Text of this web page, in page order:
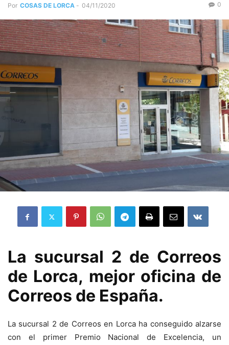
Por COSAS DE LORCA - 04/11/2020 0
La sucursal 2 de Correos
de Lorca, mejor oficina de
Correos de España.
La sucursal 2 de Correos en Lorca ha conseguido alzarse
con el primer Premio Nacional de Excelencia, un